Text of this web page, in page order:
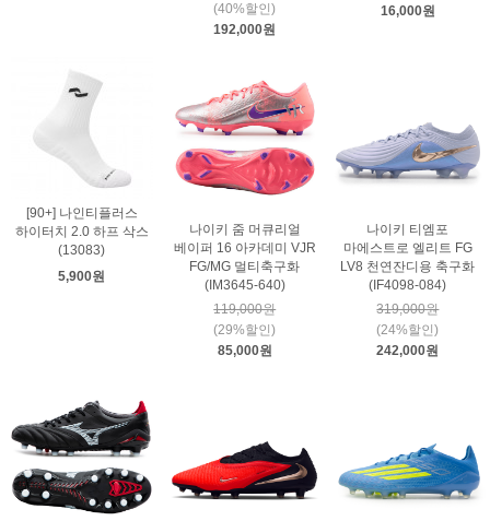
(40%할인)
192,000원
16,000원
[90+] 나인티플러스
하이터치 2.0 하프 삭스
(13083)
5,900원
나이키 줌 머큐리얼
베이퍼 16 아카데미 VJR
FG/MG 멀티축구화
(IM3645-640)
119,000원
(29%할인)
85,000원
나이키 티엠포
마에스트로 엘리트 FG
LV8 천연잔디용 축구화
(IF4098-084)
319,000원
(24%할인)
242,000원